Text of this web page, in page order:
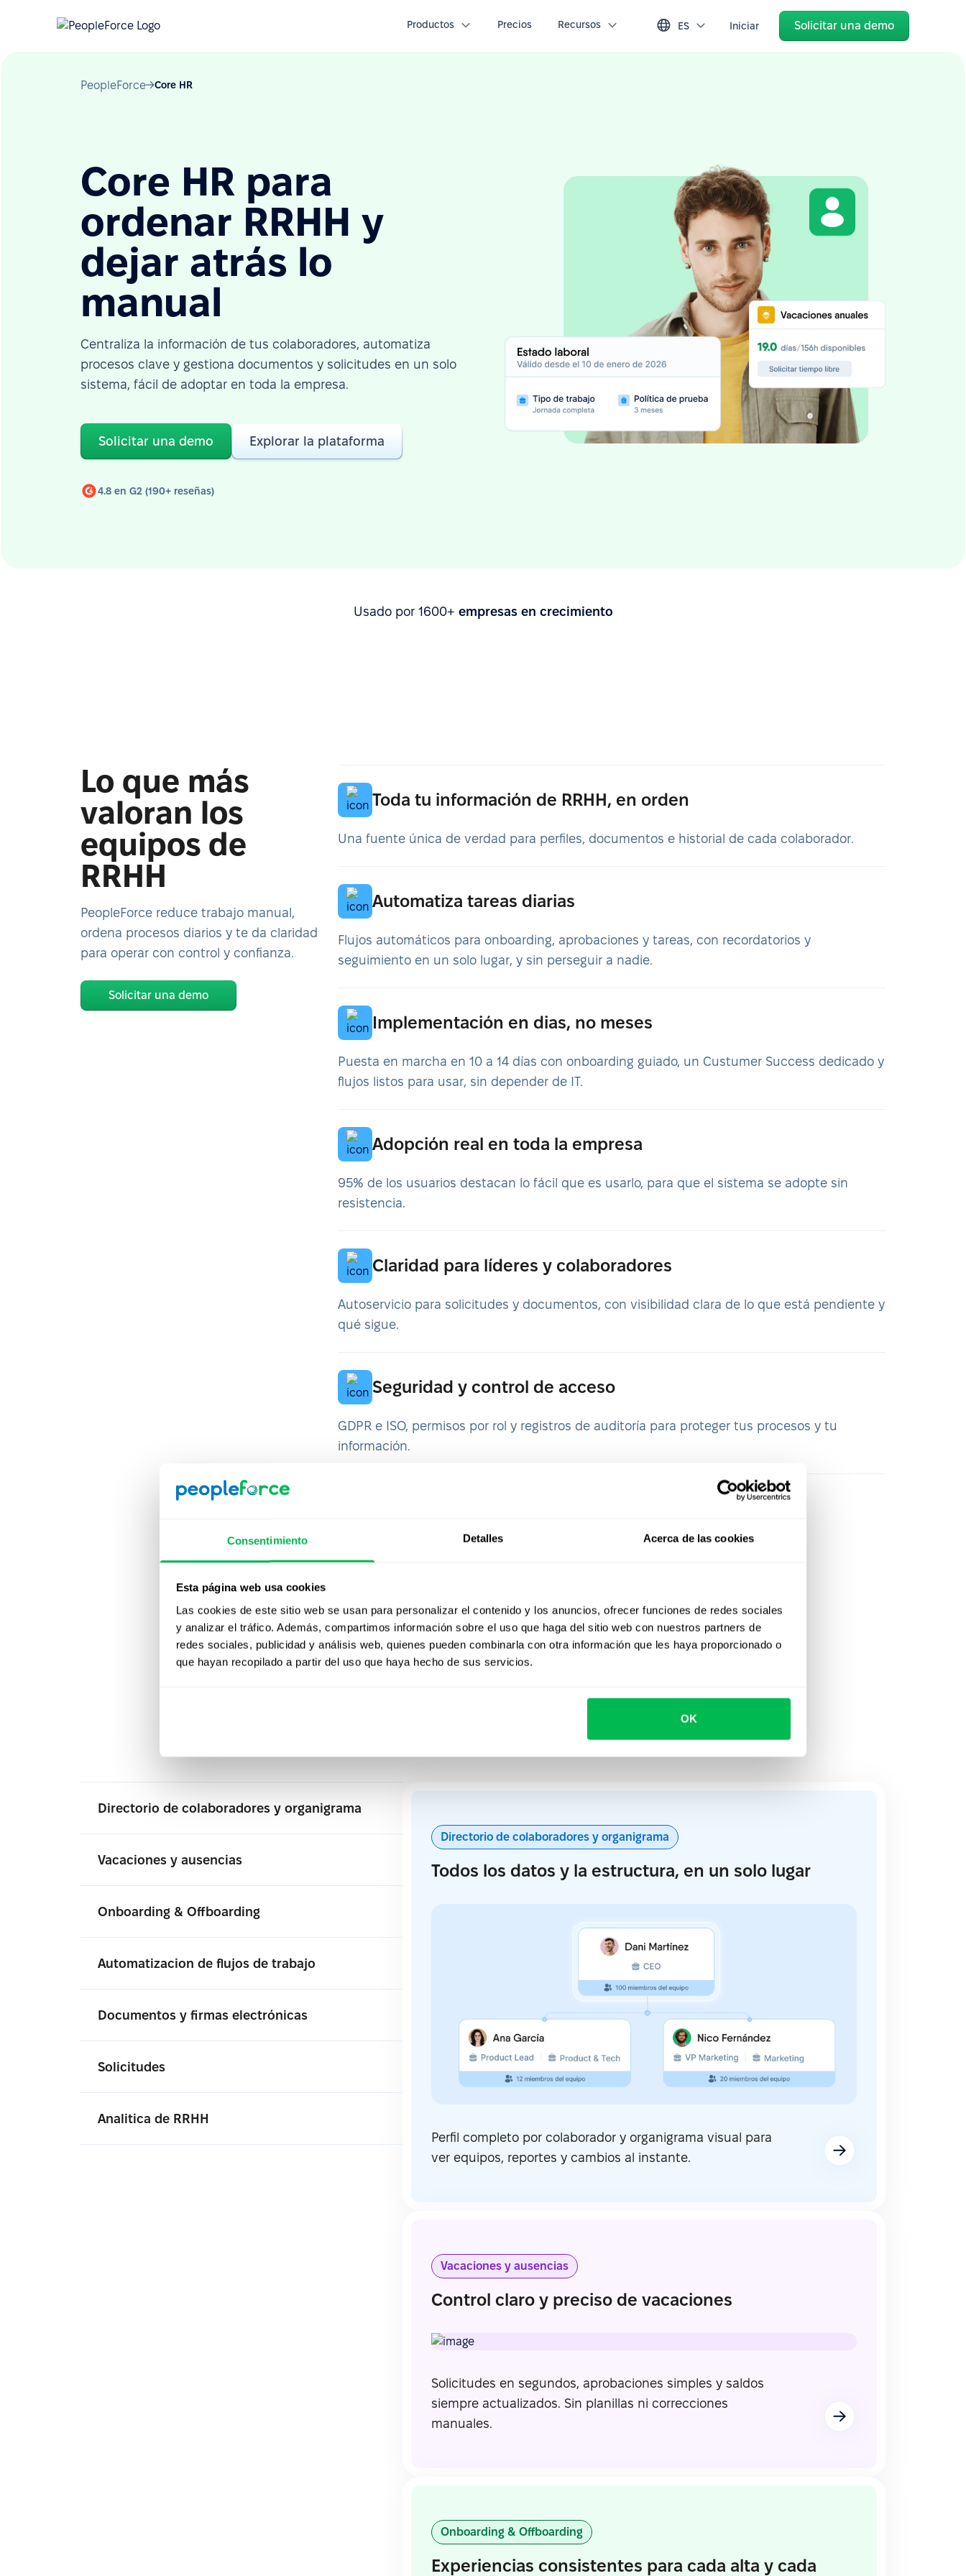
Consentimiento Detalles Acerca de las cookies
Esta página web usa cookies
Las cookies de este sitio web se usan para personalizar el contenido y los anuncios, ofrecer funciones de redes sociales
y analizar el tráfico. Además, compartimos información sobre el uso que haga del sitio web con nuestros partners de
redes sociales, publicidad y análisis web, quienes pueden combinarla con otra información que les haya proporcionado o
que hayan recopilado a partir del uso que haya hecho de sus servicios.
OK
Productos Precios Recursos ES Iniciar Solicitar una demo
PeopleForce Core HR
Core HR para
ordenar RRHH y
dejar atrás lo
manual
Centraliza la información de tus colaboradores, automatiza
procesos clave y gestiona documentos y solicitudes en un solo
sistema, fácil de adoptar en toda la empresa.
Solicitar una demo Explorar la plataforma
4.8 en G2 (190+ reseñas)
Usado por 1600+ empresas en crecimiento
Lo que más
valoran los
equipos de
RRHH
PeopleForce reduce trabajo manual,
ordena procesos diarios y te da claridad
para operar con control y confianza.
Solicitar una demo
Toda tu información de RRHH, en orden
Una fuente única de verdad para perfiles, documentos e historial de cada colaborador.
Automatiza tareas diarias
Flujos automáticos para onboarding, aprobaciones y tareas, con recordatorios y
seguimiento en un solo lugar, y sin perseguir a nadie.
Implementación en dias, no meses
Puesta en marcha en 10 a 14 días con onboarding guiado, un Custumer Success dedicado y
flujos listos para usar, sin depender de IT.
Adopción real en toda la empresa
95% de los usuarios destacan lo fácil que es usarlo, para que el sistema se adopte sin
resistencia.
Claridad para líderes y colaboradores
Autoservicio para solicitudes y documentos, con visibilidad clara de lo que está pendiente y
qué sigue.
Seguridad y control de acceso
GDPR e ISO, permisos por rol y registros de auditoría para proteger tus procesos y tu
información.
Funciones de Core HR para
mantener RRHH en orden todos los
días
Desde el onboarding hasta las aprobaciones diarias, PeopleForce te ayuda a construir
Directorio de colaboradores y organigrama
Vacaciones y ausencias
Onboarding & Offboarding
Automatizacion de flujos de trabajo
Documentos y firmas electrónicas
Solicitudes
Analitica de RRHH
Directorio de colaboradores y organigrama
Todos los datos y la estructura, en un solo lugar
Perfil completo por colaborador y organigrama visual para
ver equipos, reportes y cambios al instante.
Vacaciones y ausencias
Control claro y preciso de vacaciones
Solicitudes en segundos, aprobaciones simples y saldos
siempre actualizados. Sin planillas ni correcciones
manuales.
Onboarding & Offboarding
Experiencias consistentes para cada alta y cada